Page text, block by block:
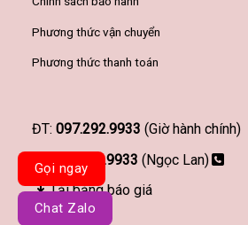
Phương thức vận chuyển
Phương thức thanh toán
ĐT: 097.292.9933 (Giờ hành chính)
097.292.9933 (Ngọc Lan)
Tải bảng báo giá
Gọi ngay
Chat Zalo